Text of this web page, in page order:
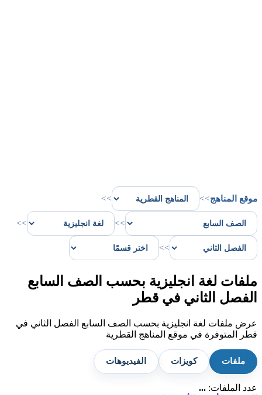
موقع المناهج>>
>>
>>
>>
>>
ملفات لغة انجليزية بحسب الصف السابع
الفصل الثاني في قطر
عرض ملفات لغة انجليزية بحسب الصف السابع الفصل الثاني في
قطر المتوفرة في موقع المناهج القطرية
ملفات كويزات الفيديوهات
عدد الملفات: ...